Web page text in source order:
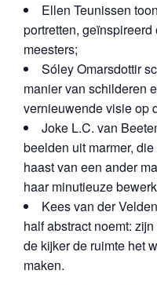
Ellen Teunissen
portretten,
meesters;
Sóley Omarsdottir
manier van schilderen
vernieuwende visie op
Joke L.C. van
beelden uit marmer,
haast van een ander
haar minutieuze
Kees van der
half abstract noemt:
de kijker de ruimte het
maken.